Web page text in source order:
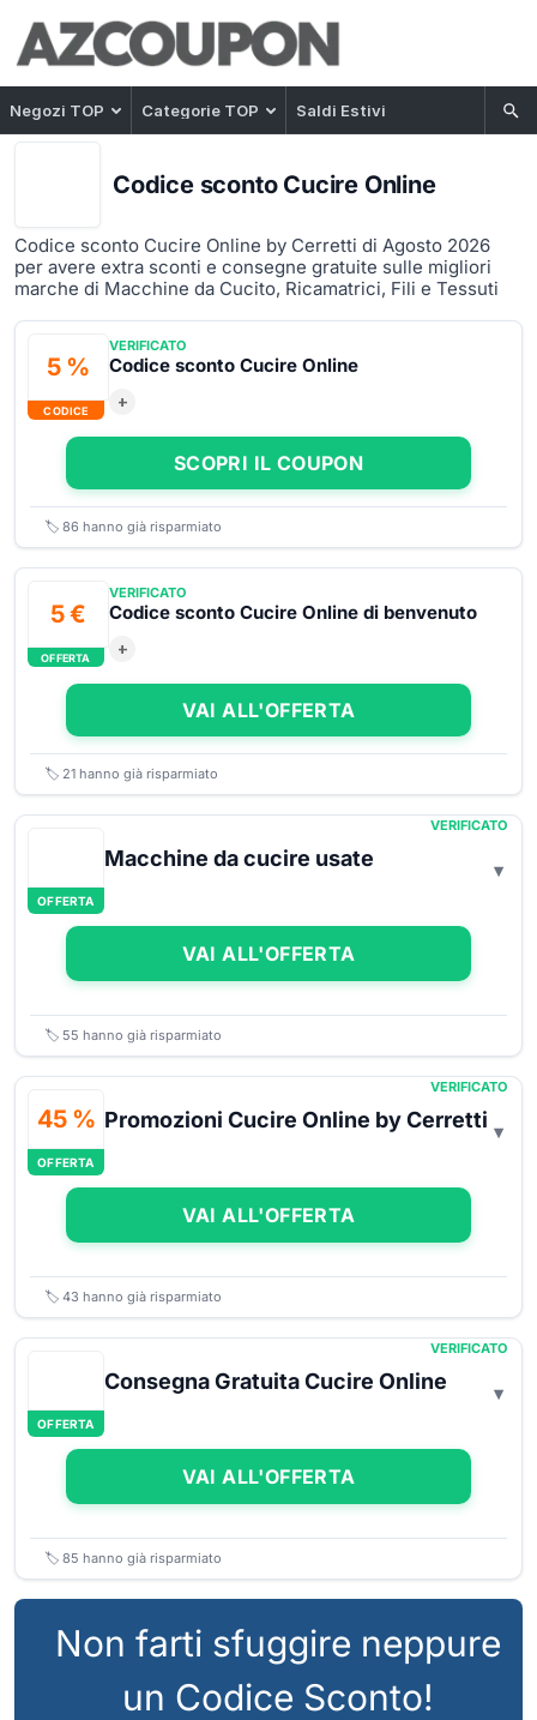
Negozi TOP Categorie TOP Saldi Estivi
Codice sconto Cucire Online
Codice sconto Cucire Online by Cerretti di Agosto 2026
per avere extra sconti e consegne gratuite sulle migliori
marche di Macchine da Cucito, Ricamatrici, Fili e Tessuti
5 %
CODICE
VERIFICATO
Codice sconto Cucire Online
+
SCOPRI IL COUPON
🏷️ 86 hanno già risparmiato
5 €
OFFERTA
VERIFICATO
Codice sconto Cucire Online di benvenuto
+
VAI ALL'OFFERTA
🏷️ 21 hanno già risparmiato
OFFERTA
VERIFICATO
Macchine da cucire usate
VAI ALL'OFFERTA
🏷️ 55 hanno già risparmiato
45 %
OFFERTA
VERIFICATO
Promozioni Cucire Online by Cerretti
VAI ALL'OFFERTA
🏷️ 43 hanno già risparmiato
OFFERTA
VERIFICATO
Consegna Gratuita Cucire Online
VAI ALL'OFFERTA
🏷️ 85 hanno già risparmiato
Non farti sfuggire neppure
un Codice Sconto!